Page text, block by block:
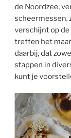
de Noordzee,
scheermessen,
verschijnt op de
treffen het
daarbij, dat
stappen in
kunt je